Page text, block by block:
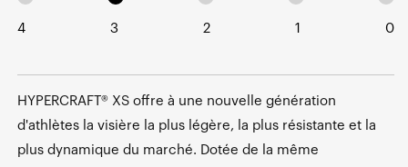
4 3 2 1 0
HYPERCRAFT® XS offre à une nouvelle génération
d'athlètes la visière la plus légère, la plus résistante et la
plus dynamique du marché. Dotée de la même